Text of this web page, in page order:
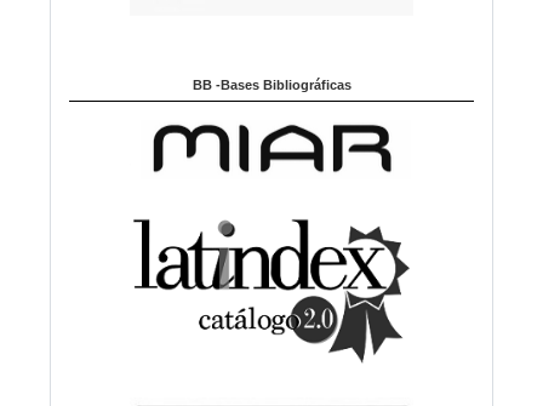
BB -Bases Bibliográficas